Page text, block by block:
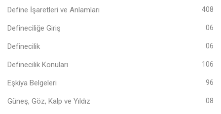
Define İşaretleri ve Anlamları 408
Defineciliğe Giriş 06
Definecilik 06
Definecilik Konuları 106
Eşkiya Belgeleri 96
Güneş, Göz, Kalp ve Yıldız 08